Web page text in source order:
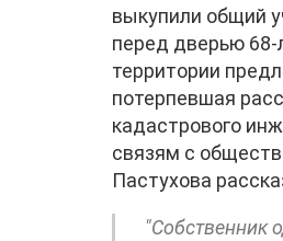
выкупили общий
перед дверью
территории
потерпевшая
кадастрового
связям с
Пастухова
"Собственник